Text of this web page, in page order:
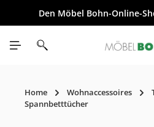
springen
Den Möbel Bohn-Online-
Home Wohnaccessoires
Spannbetttücher